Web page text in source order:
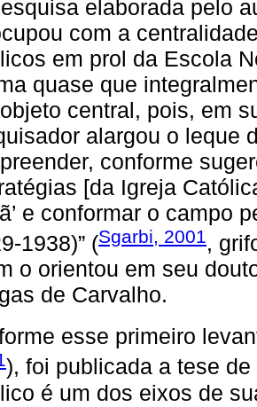
elaborada pelo
com a
em prol da Escola
quase que
central, pois, em
alargou o leque
conforme
[da Igreja
e conformar o campo
1938)” (Sgarbi, 2001 ,
o orientou em seu
de Carvalho.
esse primeiro
), foi publicada a tese de
é um dos eixos de